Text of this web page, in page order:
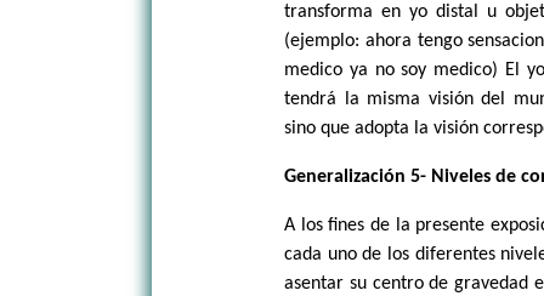
transforma en yo distal u
(ejemplo: ahora tengo
medico ya no soy medico) El
tendrá la misma visión del
sino que adopta la visión
Generalización 5- Niveles de
A los fines de la presente
cada uno de los diferentes
asentar su centro de gravedad